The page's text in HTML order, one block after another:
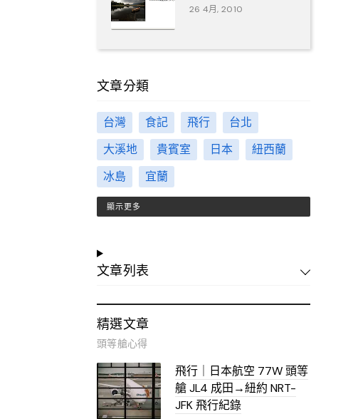
26 4月, 2010
文章分類
台灣 食記 飛行
台北
大溪地
貴賓室 日本
紐西蘭
冰島
宜蘭
顯示更多
文章列表
精選文章
頭等艙心得
飛行｜日本航空 77W 頭等
艙 JL4 成田→紐約 NRT-
JFK 飛行紀錄